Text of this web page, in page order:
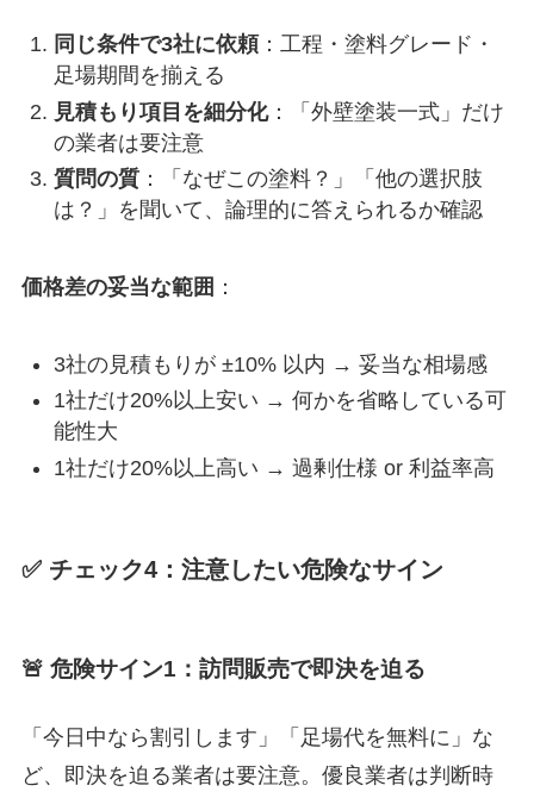
同じ条件で3社に依頼：工程・塗料グレード・
足場期間を揃える
見積もり項目を細分化：「外壁塗装一式」だけ
の業者は要注意
質問の質：「なぜこの塗料？」「他の選択肢
は？」を聞いて、論理的に答えられるか確認
価格差の妥当な範囲 ：
3社の見積もりが ±10% 以内 → 妥当な相場感
1社だけ20%以上安い → 何かを省略している可
能性大
1社だけ20%以上高い → 過剰仕様 or 利益率高
✅ チェック4：注意したい危険なサイン
🚨 危険サイン1：訪問販売で即決を迫る
「今日中なら割引します」「足場代を無料に」な
ど、即決を迫る業者は要注意。優良業者は判断時